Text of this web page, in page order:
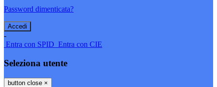
Password dimenticata?
-
Entra con SPID Entra con CIE
Seleziona utente
button close ×